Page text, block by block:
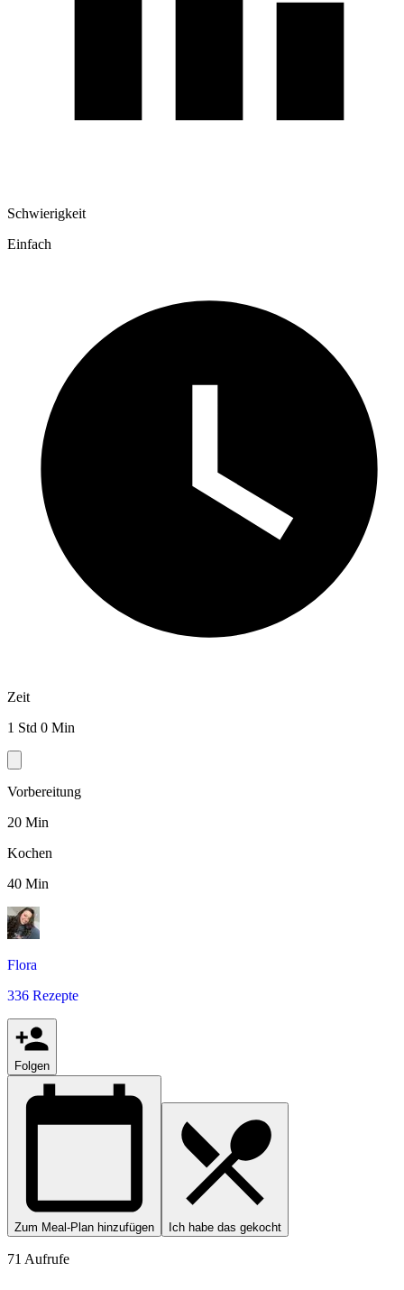
Schwierigkeit
Einfach
Zeit
1 Std 0 Min
Vorbereitung
20 Min
Kochen
40 Min
Flora
336 Rezepte
Folgen
Zum Meal-Plan hinzufügen Ich habe das gekocht
71 Aufrufe